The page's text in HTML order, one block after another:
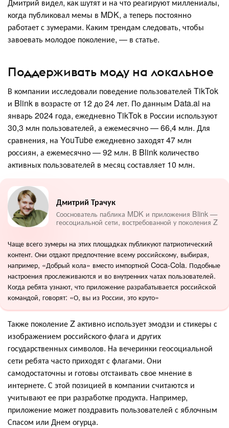
когда публиковал мемы в MDK, а теперь постоянно
работает с зумерами. Каким трендам следовать, чтобы
завоевать молодое поколение, — в статье.
Поддерживать моду на локальное
В компании исследовали поведение пользователей TikTok
и Blink в возрасте от 12 до 24 лет. По данным Data.ai на
январь 2024 года, ежедневно TikTok в России используют
30,3 млн пользователей, а ежемесячно — 66,4 млн. Для
сравнения, на YouTube ежедневно заходят 47 млн
россиян, а ежемесячно — 92 млн. В Blink количество
активных пользователей в месяц составляет 10 млн.
Дмитрий Трачук
Сооснователь паблика MDK и приложения Blink —
геосоциальной сети, востребованной у поколения Z
Чаще всего зумеры на этих площадках публикуют патриотический
контент. Они отдают предпочтение всему российскому, выбирая,
например, «Добрый кола» вместо импортной Coca-Cola. Подобные
настроения прослеживаются и во внутренних чатах пользователей.
Когда ребята узнают, что приложение разрабатывается российской
командой, говорят: «О, вы из России, это круто»
Также поколение Z активно использует эмодзи и стикеры с
изображением российского флага и других
государственных символов. На вечеринки геосоциальной
сети ребята часто приходят с флагами. Они
самодостаточны и готовы отстаивать свое мнение в
интернете. С этой позицией в компании считаются и
учитывают ее при разработке продукта. Например,
приложение может поздравить пользователей с яблочным
Спасом или Днем огурца.